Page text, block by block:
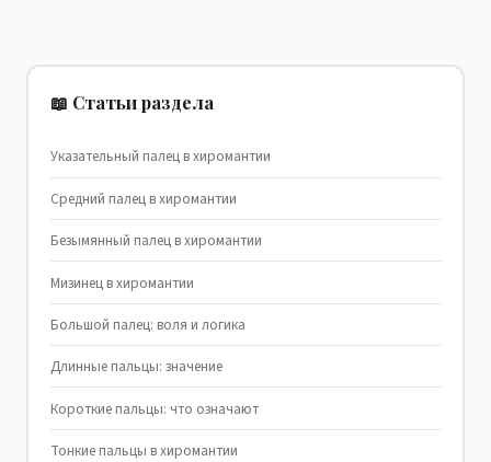
📖 Статьи раздела
Указательный палец в хиромантии
Средний палец в хиромантии
Безымянный палец в хиромантии
Мизинец в хиромантии
Большой палец: воля и логика
Длинные пальцы: значение
Короткие пальцы: что означают
Тонкие пальцы в хиромантии